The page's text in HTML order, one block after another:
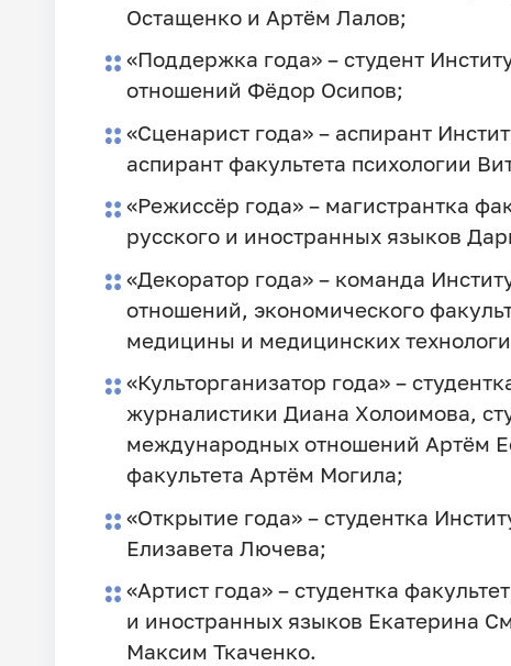
Остащенко и Артём Лалов;
«Поддержка года» – студент
отношений Фёдор Осипов;
«Сценарист года» – аспирант
аспирант факультета психологии
«Режиссёр года» – магистрантка
русского и иностранных языков
«Декоратор года» – команда
отношений, экономического
медицины и медицинских
«Культорганизатор года» –
журналистикиДиана Холоимова,
международных отношений Артём
факультета Артём Могила;
«Открытие года» – студентка
Елизавета Лючева;
«Артист года» – студентка
и иностранных языков Екатерина
Максим Ткаченко.